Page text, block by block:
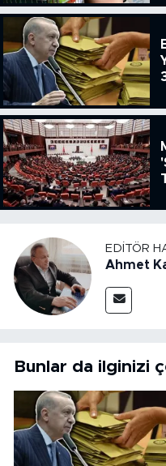
EDITÖR
Ahmet
Bunlar da ilginizi